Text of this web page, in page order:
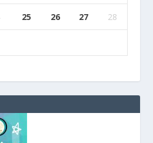
25 26 27 28